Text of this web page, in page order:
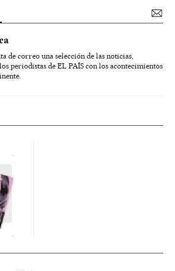
de correo una selección de las noticias,
periodistas de EL PAÍS con los acontecimientos